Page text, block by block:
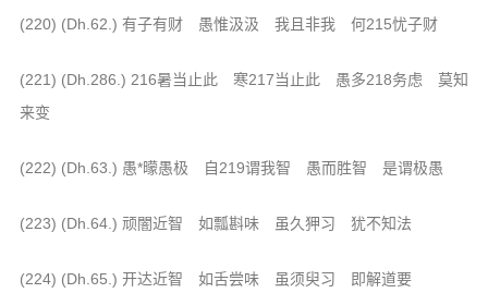
弘法活动
观世音热线
(220) (Dh.62.) 有子有财 愚惟汲汲 我且非我 何215忧子财
(221) (Dh.286.) 216暑当止此 寒217当止此 愚多218务虑 莫知
来变
(222) (Dh.63.) 愚*曚愚极 自219谓我智 愚而胜智 是谓极愚
(223) (Dh.64.) 顽闇近智 如瓢斟味 虽久狎习 犹不知法
(224) (Dh.65.) 开达近智 如舌尝味 虽须臾习 即解道要